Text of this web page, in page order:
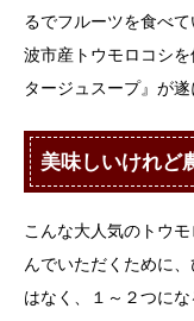
るでフルーツを食べ
波市産トウモロコシ
タージュスープ』が遂
美味しいけれど
こんな大人気のトウ
んでいただくために
はなく、１～２つに